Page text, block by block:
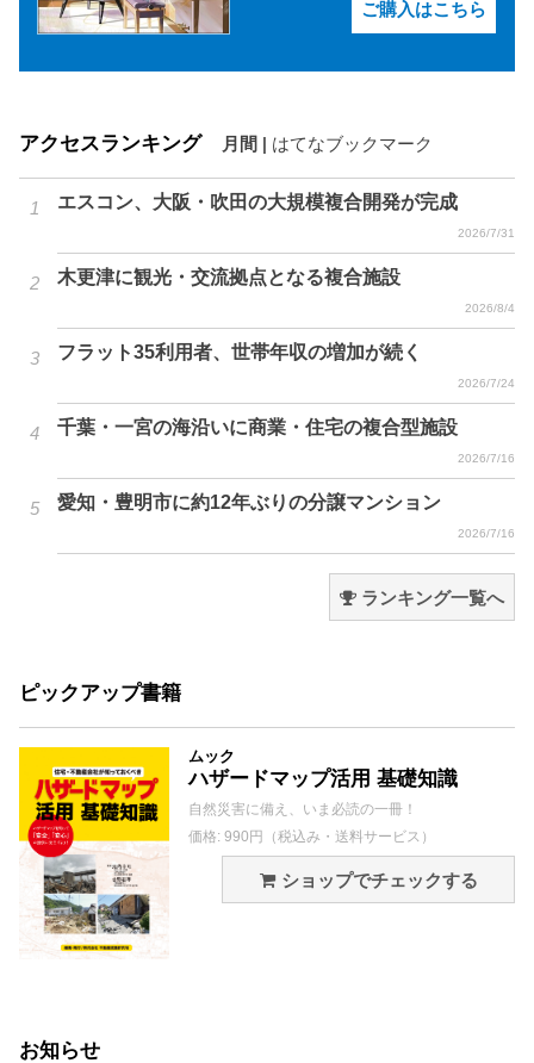
ご購入はこちら
アクセスランキング 月間 はてなブックマーク
エスコン、大阪・吹田の大規模複合開発が完成
2026/7/31
木更津に観光・交流拠点となる複合施設
2026/8/4
フラット35利用者、世帯年収の増加が続く
2026/7/24
千葉・一宮の海沿いに商業・住宅の複合型施設
2026/7/16
愛知・豊明市に約12年ぶりの分譲マンション
2026/7/16
ランキング一覧へ
ピックアップ書籍
ムック
ハザードマップ活用 基礎知識
自然災害に備え、いま必読の一冊！
価格: 990円（税込み・送料サービス）
ショップでチェックする
お知らせ